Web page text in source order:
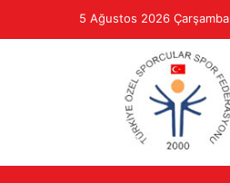
5 Ağustos 2026 Çarşamba